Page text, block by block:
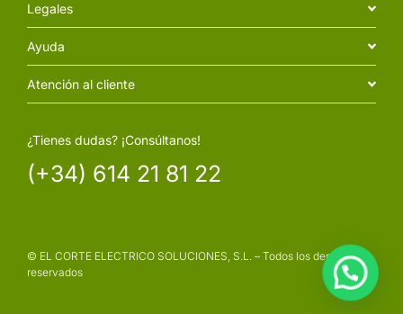
Legales
Ayuda
Atención al cliente
¿Tienes dudas? ¡Consúltanos!
(+34) 614 21 81 22
© EL CORTE ELECTRICO SOLUCIONES, S.L. – Todos los derechos
reservados